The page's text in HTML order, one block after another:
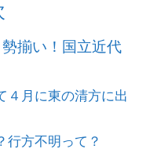
揃い！国立近代
４月に東の清方に出
行方不明って？